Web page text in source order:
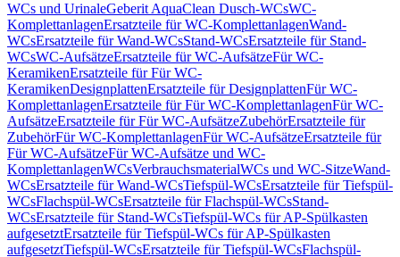
WCs und UrinaleGeberit AquaClean Dusch-WCsWC-
KomplettanlagenErsatzteile für WC-KomplettanlagenWand-
WCsErsatzteile für Wand-WCsStand-WCsErsatzteile für Stand-
WCsWC-AufsätzeErsatzteile für WC-AufsätzeFür WC-
KeramikenErsatzteile für Für WC-
KeramikenDesignplattenErsatzteile für DesignplattenFür WC-
KomplettanlagenErsatzteile für Für WC-KomplettanlagenFür WC-
AufsätzeErsatzteile für Für WC-AufsätzeZubehörErsatzteile für
ZubehörFür WC-KomplettanlagenFür WC-AufsätzeErsatzteile für
Für WC-AufsätzeFür WC-Aufsätze und WC-
KomplettanlagenWCsVerbrauchsmaterialWCs und WC-SitzeWand-
WCsErsatzteile für Wand-WCsTiefspül-WCsErsatzteile für Tiefspül-
WCsFlachspül-WCsErsatzteile für Flachspül-WCsStand-
WCsErsatzteile für Stand-WCsTiefspül-WCs für AP-Spülkasten
aufgesetztErsatzteile für Tiefspül-WCs für AP-Spülkasten
aufgesetztTiefspül-WCsErsatzteile für Tiefspül-WCsFlachspül-